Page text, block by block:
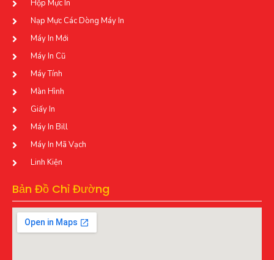
Hộp Mực In
Nạp Mực Các Dòng Máy In
Máy In Mới
Máy In Cũ
Máy Tính
Màn Hình
Giấy In
Máy In Bill
Máy In Mã Vạch
Linh Kiện
Bản Đồ Chỉ Đường